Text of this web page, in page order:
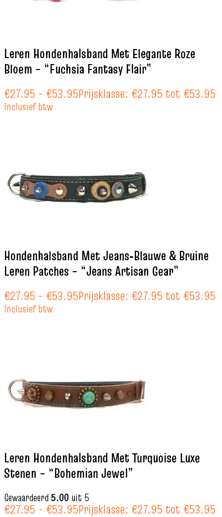
Leren Hondenhalsband Met Elegante Roze
Bloem – “Fuchsia Fantasy Flair”
€27.95 - €53.95Prijsklasse: €27.95 tot €53.95
Inclusief btw
Hondenhalsband Met Jeans‑Blauwe & Bruine
Leren Patches – “Jeans Artisan Gear”
€27.95 - €53.95Prijsklasse: €27.95 tot €53.95
Inclusief btw
Leren Hondenhalsband Met Turquoise Luxe
Stenen – “Bohemian Jewel”
Gewaardeerd5.00 uit 5
€27.95 - €53.95Prijsklasse: €27.95 tot €53.95